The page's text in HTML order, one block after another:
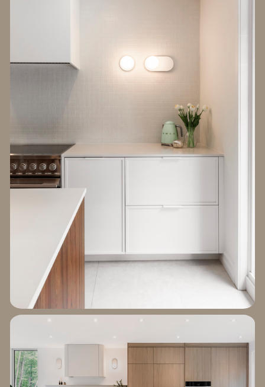
EXPLORER LE
PROJET BOISSY